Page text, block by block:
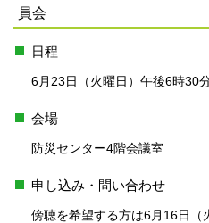
員会
日程
6月23日（火曜日）午後6時30
会場
防災センター4階会議室
申し込み・問い合わせ
傍聴を希望する方は6月16日（